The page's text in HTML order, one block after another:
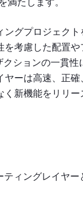
ングプロジェクト
を考慮した配置や
ションの一貫性
ヤーは高速、正確
く新機能をリリー
ィングレイヤー